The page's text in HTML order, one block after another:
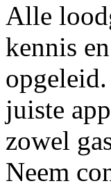
Alle
kennis
juiste
zowel
Neem